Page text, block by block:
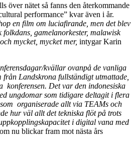
över nätet så fanns den återkommande
performance” kvar även i år.
en film om luciafirande, men det blev
folkdans, gamelanorkester, malawisk
mycket, mycket mer, intygar Karin
kvällar ovanpå de vanliga
Landskrona fullständigt utmattade,
konferensen. Det var den indonesiska
ungdomar som tidigare deltagit i flera
organiserade allt via TEAMs och
hur väl allt det tekniska flöt på trots
i digital vana med
nu blickar fram mot nästa års